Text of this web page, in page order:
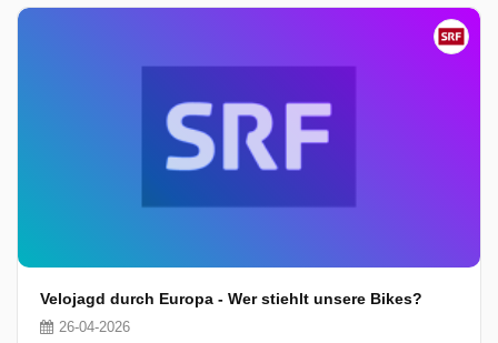
Velojagd durch Europa - Wer stiehlt unsere Bikes?
26-04-2026